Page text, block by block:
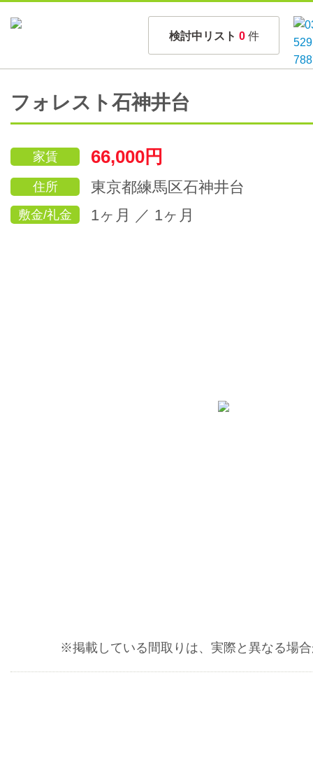
検討中リスト 0 件
フォレスト石神井台
家賃 66,000円
住所 東京都練馬区石神井台
敷金/礼金 1ヶ月 ／ 1ヶ月
※掲載している間取りは、実際と異なる場